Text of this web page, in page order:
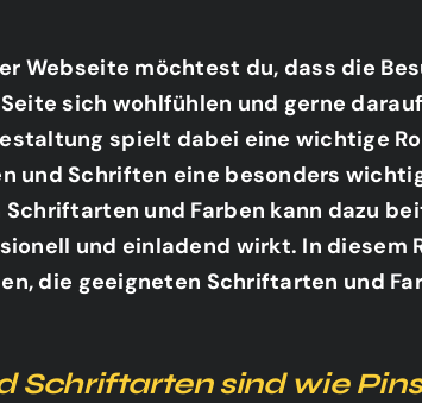
Webseite möchtest du, dass die
sich wohlfühlen und gerne
spielt dabei eine wichtige
und Schriften eine besonders
und Farben kann dazu
und einladend wirkt. In diesem
die geeigneten Schriftarten und
Schriftarten sind wie